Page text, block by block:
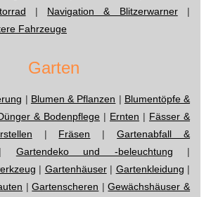
| Navigation & Blitzerwarner|
Fahrzeuge
Garten
| Blumen & Pflanzen | Blumentöpfe &
& Bodenpflege | Ernten | Fässer &
| Fräsen |Gartenabfall &
Gartendeko und -beleuchtung |
| Gartenhäuser| Gartenkleidung |
|Gartenscheren |Gewächshäuser &